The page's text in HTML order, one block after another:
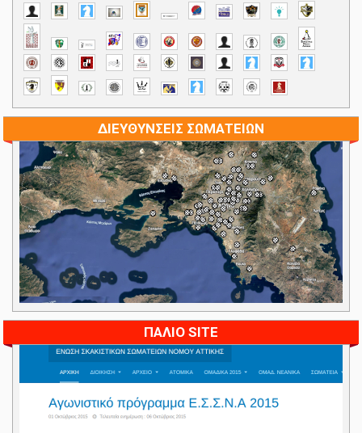
ΔΙΕΥΘΥΝΣΕΙΣ ΣΩΜΑΤΕΙΩΝ
ΠΑΛΙΟ SITE